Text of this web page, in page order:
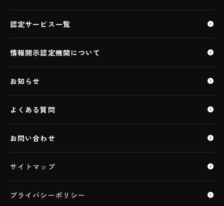
生成AI利用クラウドサービス（ASP・SaaS)
ASP・SaaS
ASP・SaaS（AIクラウドサービス）
医療情報ASP・SaaS
特定個人情報ASP・SaaS
ASP・SaaS（IoTクラウドサービス）
IaaS・PaaS
IaaS・PaaS（IoTクラウドサービス）
データセンター
認定サービス一覧
情報開示認定機関について
お知らせ
よくある質問
お問い合わせ
サイトマップ
プライバシーポリシー